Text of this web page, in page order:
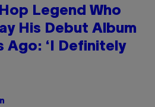
Legend Who
His Debut Album
Ago: ‘I Definitely